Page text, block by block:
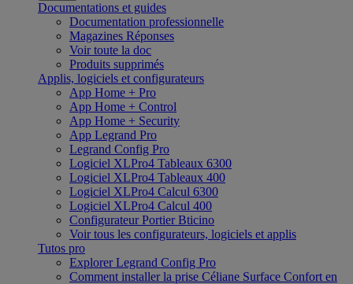
Documentations et guides
Documentation professionnelle
Magazines Réponses
Voir toute la doc
Produits supprimés
Applis, logiciels et configurateurs
App Home + Pro
App Home + Control
App Home + Security
App Legrand Pro
Legrand Config Pro
Logiciel XLPro4 Tableaux 6300
Logiciel XLPro4 Tableaux 400
Logiciel XLPro4 Calcul 6300
Logiciel XLPro4 Calcul 400
Configurateur Portier Bticino
Voir tous les configurateurs, logiciels et applis
Tutos pro
Explorer Legrand Config Pro
Comment installer la prise Céliane Surface Confort en